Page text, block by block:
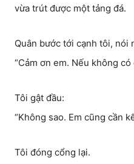
vừa trút được một tảng đá.
Quân bước tới cạnh tôi, nói
“Cảm ơn em. Nếu không
Tôi gật đầu:
“Không sao. Em cũng cần
Tôi đóng cổng lại.